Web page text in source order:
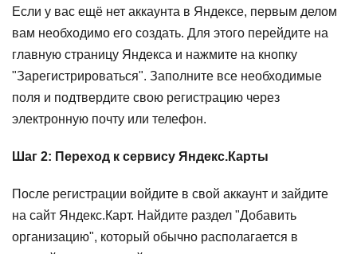
Если у вас ещё нет аккаунта в Яндексе, первым делом
вам необходимо его создать. Для этого перейдите на
главную страницу Яндекса и нажмите на кнопку
"Зарегистрироваться". Заполните все необходимые
поля и подтвердите свою регистрацию через
электронную почту или телефон.
Шаг 2: Переход к сервису Яндекс.Карты
После регистрации войдите в свой аккаунт и зайдите
на сайт Яндекс.Карт. Найдите раздел "Добавить
организацию", который обычно располагается в